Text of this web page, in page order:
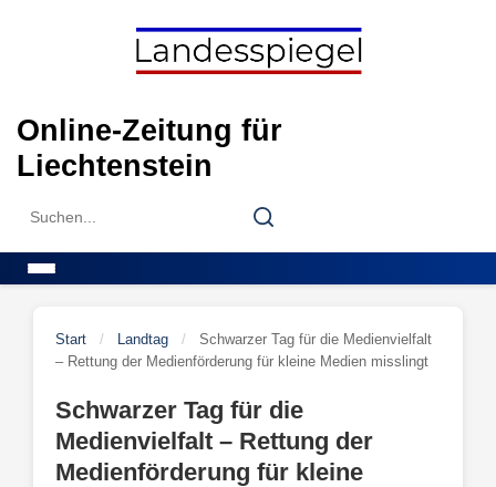
Online-Zeitung für
Liechtenstein
Search
Search
Start / Landtag /
Schwarzer Tag für die Medienvielfalt
– Rettung der Medienförderung für kleine Medien misslingt
Schwarzer Tag für die
Medienvielfalt – Rettung der
Medienförderung für kleine